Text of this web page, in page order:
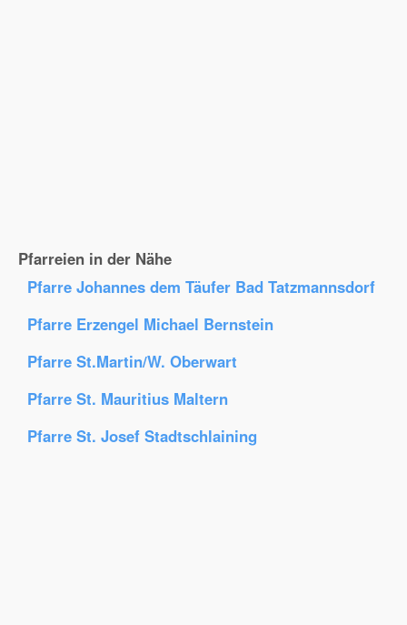
Pfarreien in der Nähe
Pfarre Johannes dem Täufer Bad Tatzmannsdorf
Pfarre Erzengel Michael Bernstein
Pfarre St.Martin/W. Oberwart
Pfarre St. Mauritius Maltern
Pfarre St. Josef Stadtschlaining